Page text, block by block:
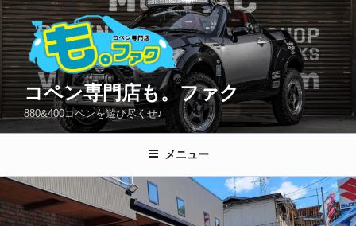
コ
ン
テ
ン
ツ
へ
ス
プ
コペン専門店も。ファク
880&400コペンを遊び尽くせ♪
メニュー